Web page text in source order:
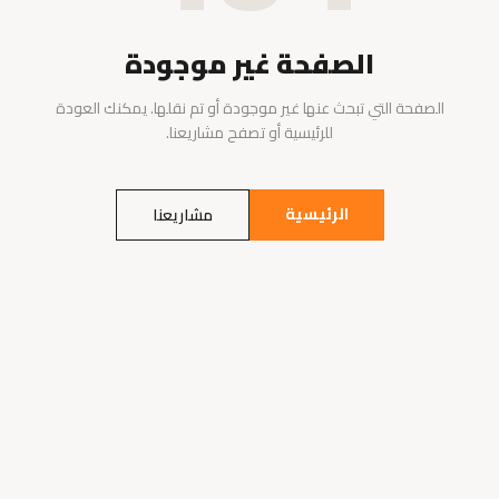
الصفحة غير موجودة
الصفحة التي تبحث عنها غير موجودة أو تم نقلها. يمكنك العودة
للرئيسية أو تصفح مشاريعنا.
الرئيسية مشاريعنا